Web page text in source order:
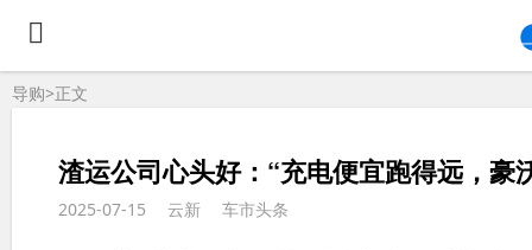
导购>正文
渣运公司心头好：“充电便宜跑得远，豪
2025-07-15 云新 车市头条